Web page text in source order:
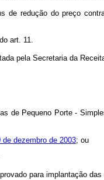
redução do preço
art. 11.
pela Secretaria da
de Pequeno Porte -
dezembro de 2003; ou
para implantação